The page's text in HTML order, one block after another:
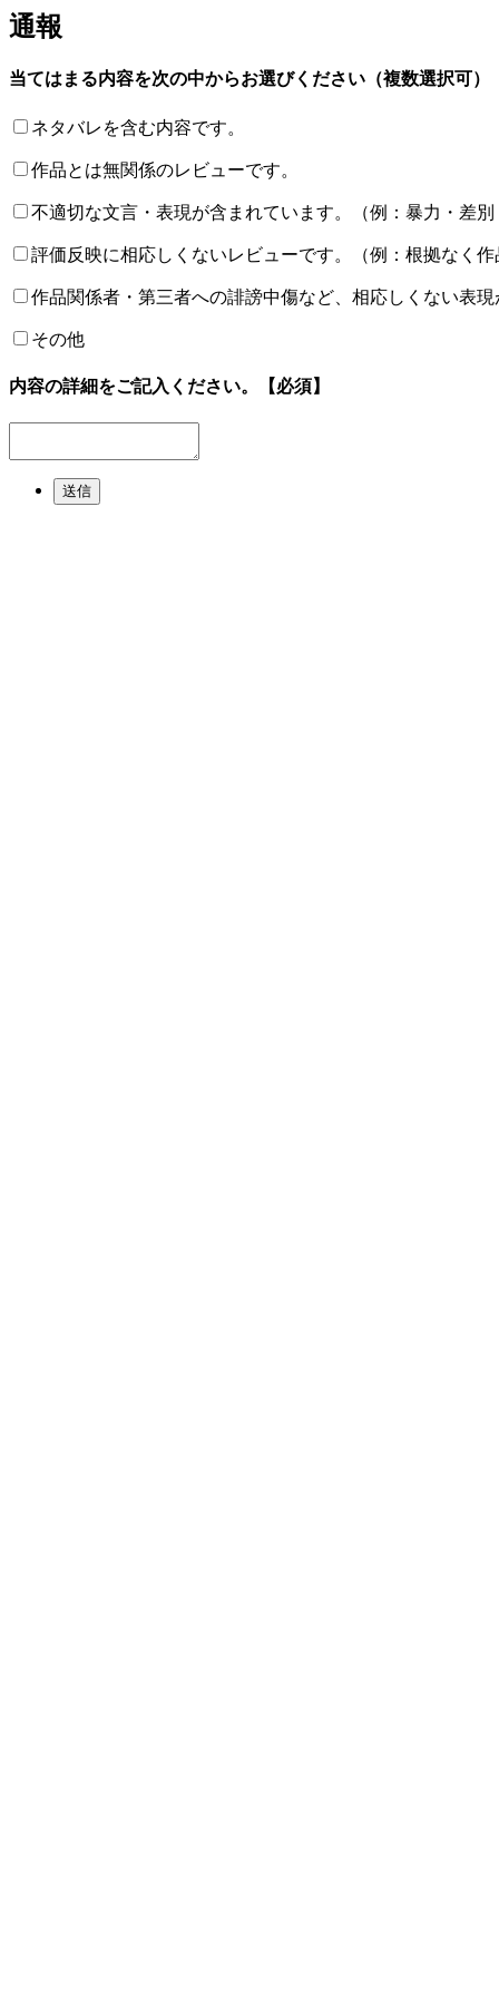
通報
当てはまる内容を次の中からお選びください（複数選択可）
ネタバレを含む内容です。
作品とは無関係のレビューです。
不適切な文言・表現が含まれています。（例：暴力・差
評価反映に相応しくないレビューです。（例：根拠なく
作品関係者・第三者への誹謗中傷など、相応しくない表
その他
内容の詳細をご記入ください。 【必須】
送信